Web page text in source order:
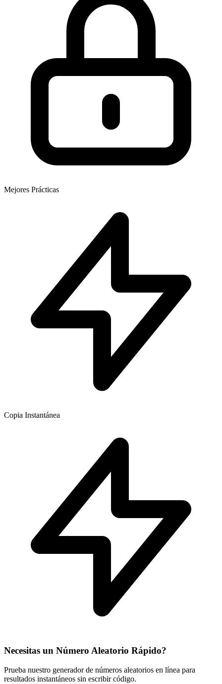
Mejores Prácticas
Copia Instantánea
Necesitas un Número Aleatorio Rápido?
Prueba nuestro generador de números aleatorios en línea para
resultados instantáneos sin escribir código.